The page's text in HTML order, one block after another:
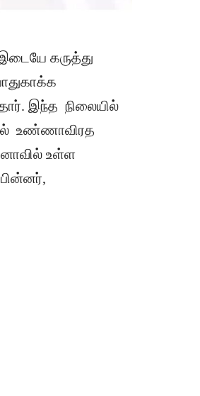
கருத்து
இந்த நிலையில்
உண்ணாவிரத
உள்ள